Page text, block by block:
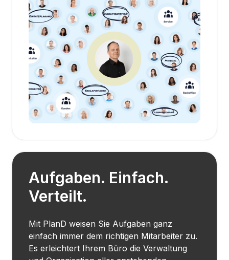
Aufgaben. Einfach.
Verteilt.
Mit PlanD weisen Sie Aufgaben ganz
einfach immer dem richtigen Mitarbeiter zu.
Es erleichtert Ihrem Büro die Verwaltung